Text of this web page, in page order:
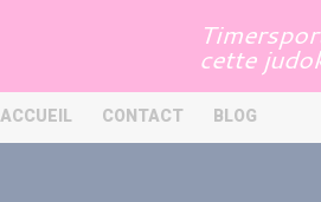
cette
ACCUEIL CONTACT BLOG